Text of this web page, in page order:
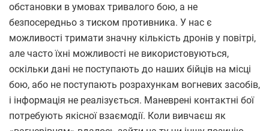
обстановки в умовах тривалого бою, а не
безпосередньо з тиском противника. У нас є
можливості тримати значну кількість дронів у повітрі,
але часто їхні можливості не використовуються,
оскільки дані не поступають до наших бійців на місці
бою, або не поступають розрахункам вогневих засобів,
і інформація не реалізується. Маневрені контактні бої
потребують якісної взаємодії. Коли вивчаєш як